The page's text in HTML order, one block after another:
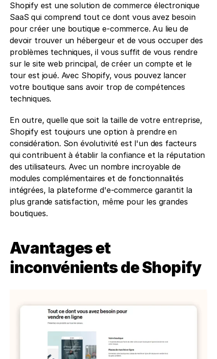
Shopify est une solution de commerce électronique
SaaS qui comprend tout ce dont vous avez besoin
pour créer une boutique e-commerce. Au lieu de
devoir trouver un hébergeur et de vous occuper des
problèmes techniques, il vous suffit de vous rendre
sur le site web principal, de créer un compte et le
tour est joué. Avec Shopify, vous pouvez lancer
votre boutique sans avoir trop de compétences
techniques.
En outre, quelle que soit la taille de votre entreprise,
Shopify est toujours une option à prendre en
considération. Son évolutivité est l'un des facteurs
qui contribuent à établir la confiance et la réputation
des utilisateurs. Avec un nombre incroyable de
modules complémentaires et de fonctionnalités
intégrées, la plateforme d'e-commerce garantit la
plus grande satisfaction, même pour les grandes
boutiques.
Avantages et
inconvénients de Shopify